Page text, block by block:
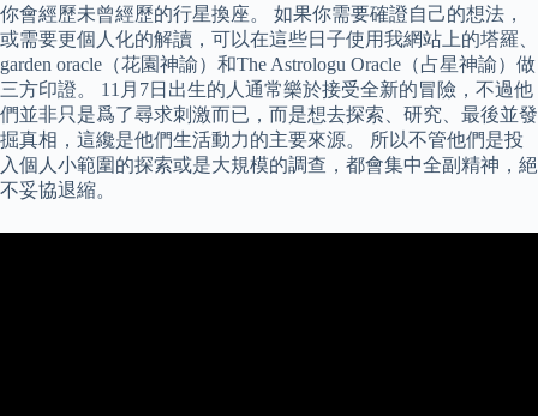
你會經歷未曾經歷的行星換座。 如果你需要確證自己的想法，
或需要更個人化的解讀，可以在這些日子使用我網站上的塔羅、
garden oracle（花園神諭）和The Astrologu Oracle（占星神諭）做
三方印證。 11月7日出生的人通常樂於接受全新的冒險，不過他
們並非只是爲了尋求刺激而已，而是想去探索、研究、最後並發
掘真相，這纔是他們生活動力的主要來源。 所以不管他們是投
入個人小範圍的探索或是大規模的調查，都會集中全副精神，絕
不妥協退縮。